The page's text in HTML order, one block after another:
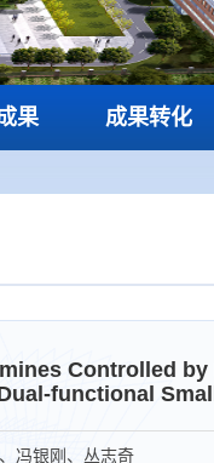
果 成果转化
Controlled by
functional
冯银刚、丛志奇